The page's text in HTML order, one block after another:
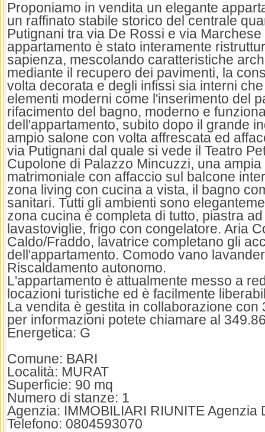
Proponiamo in vendita un elegante
un raffinato stabile storico del centrale
Putignani tra via De Rossi e via
appartamento è stato interamente
sapienza, mescolando caratteristiche
mediante il recupero dei pavimenti, la
volta decorata e degli infissi sia interni
elementi moderni come l'inserimento del
rifacimento del bagno, moderno e
dell'appartamento, subito dopo il grande
ampio salone con volta affrescata ed
via Putignani dal quale si vede il Teatro
Cupolone di Palazzo Mincuzzi, una
matrimoniale con affaccio sul balcone
zona living con cucina a vista, il bagno
sanitari. Tutti gli ambienti sono
zona cucina è completa di tutto, piastra
lavastoviglie, frigo con congelatore. Aria
Caldo/Fraddo, lavatrice completano gli
dell'appartamento. Comodo vano
Riscaldamento autonomo.
L'appartamento è attualmente messo a
locazioni turistiche ed è facilmente
La vendita è gestita in collaborazione con
per informazioni potete chiamare al
Energetica: G
Comune: BARI
Località: MURAT
Superficie: 90 mq
Numero di stanze: 1
Agenzia: IMMOBILIARI RIUNITE Agenzia
Telefono: 0804593070